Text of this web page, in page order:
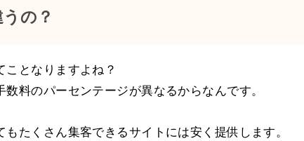
の？
ことなりますよね？
料のパーセンテージが異なるからなんです。
たくさん集客できるサイトには安く提供します。